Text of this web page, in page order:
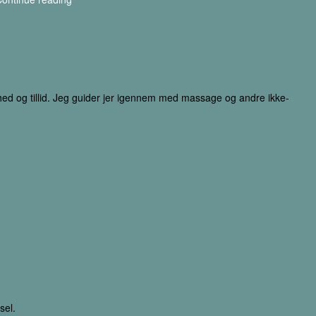
og tillid. Jeg guider jer igennem med massage og andre ikke-